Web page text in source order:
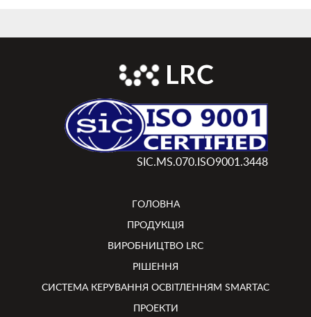
SIC.MS.070.ISO9001.3448
ГОЛОВНА
ПРОДУКЦІЯ
ВИРОБНИЦТВО LRC
РІШЕННЯ
СИСТЕМА КЕРУВАННЯ ОСВІТЛЕННЯМ SMARTAC
ПРОЕКТИ